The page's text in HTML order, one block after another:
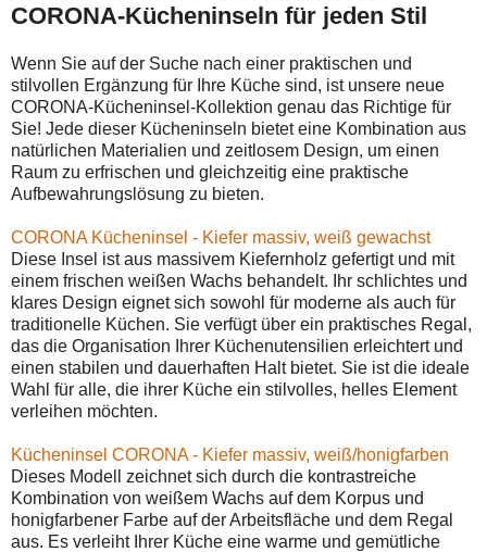
CORONA-Kücheninseln für jeden Stil
Wenn Sie auf der Suche nach einer praktischen und
stilvollen Ergänzung für Ihre Küche sind, ist unsere neue
CORONA-Kücheninsel-Kollektion genau das Richtige für
Sie! Jede dieser Kücheninseln bietet eine Kombination aus
natürlichen Materialien und zeitlosem Design, um einen
Raum zu erfrischen und gleichzeitig eine praktische
Aufbewahrungslösung zu bieten.
CORONA Kücheninsel - Kiefer massiv, weiß gewachst
Diese Insel ist aus massivem Kiefernholz gefertigt und mit
einem frischen weißen Wachs behandelt. Ihr schlichtes und
klares Design eignet sich sowohl für moderne als auch für
traditionelle Küchen. Sie verfügt über ein praktisches Regal,
das die Organisation Ihrer Küchenutensilien erleichtert und
einen stabilen und dauerhaften Halt bietet. Sie ist die ideale
Wahl für alle, die ihrer Küche ein stilvolles, helles Element
verleihen möchten.
Kücheninsel CORONA - Kiefer massiv, weiß/honigfarben
Dieses Modell zeichnet sich durch die kontrastreiche
Kombination von weißem Wachs auf dem Korpus und
honigfarbener Farbe auf der Arbeitsfläche und dem Regal
aus. Es verleiht Ihrer Küche eine warme und gemütliche